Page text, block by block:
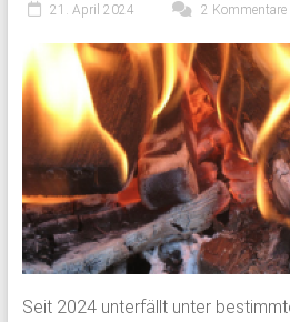
21. April 2024 2 Kommentare
Seit 2024 unterfällt unter